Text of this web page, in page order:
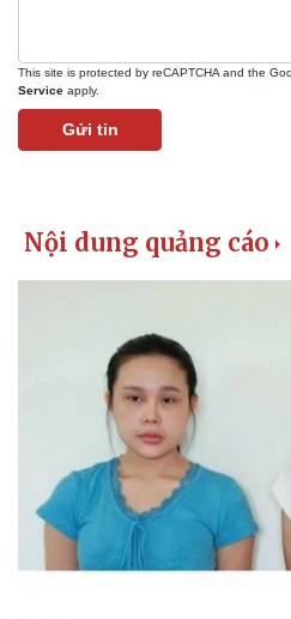
Tin nóng
Tư vấn luật
This site is protected by reCAPTCHA and the
Service apply.
Gửi tin